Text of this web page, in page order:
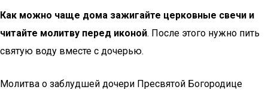
Как можно чаще дома зажигайте церковные свечи и
читайте молитву перед иконой. После этого нужно пить
святую воду вместе с дочерью.
Молитва о заблудшей дочери Пресвятой Богородице